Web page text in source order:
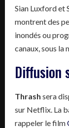
Sian Luxford et
montrent des
inondés ou
canaux, sous la
Diffusion
Thrash sera
sur Netflix. La
rappeler le film